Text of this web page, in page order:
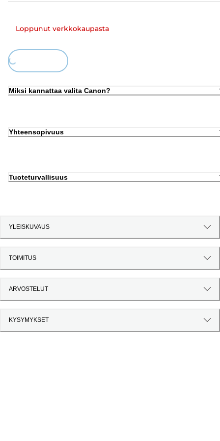
Loppunut verkkokaupasta
Loading...
Miksi kannattaa valita Canon?
Yhteensopivuus
Tuoteturvallisuus
YLEISKUVAUS
TOIMITUS
ARVOSTELUT
KYSYMYKSET